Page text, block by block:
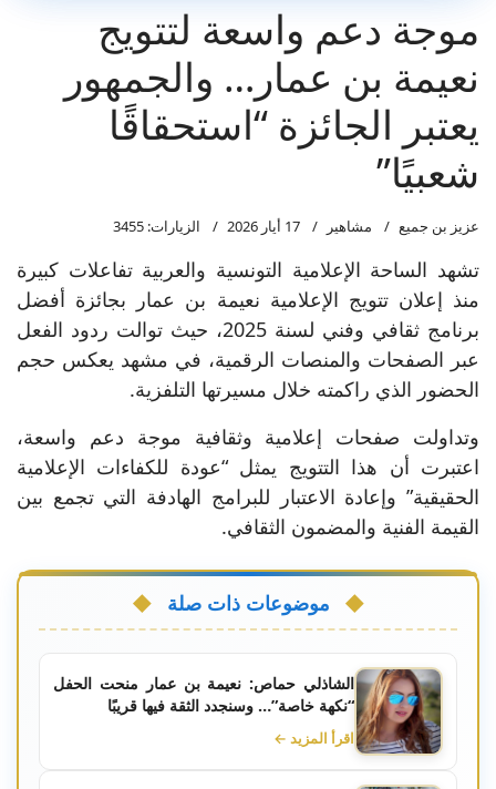
موجة دعم واسعة لتتويج
نعيمة بن عمار… والجمهور
يعتبر الجائزة “استحقاقًا
شعبيًا”
عزيز بن جميع مشاهير 17 أيار 2026 الزيارات: 3455
تشهد الساحة الإعلامية التونسية والعربية تفاعلات كبيرة
منذ إعلان تتويج الإعلامية نعيمة بن عمار بجائزة أفضل
برنامج ثقافي وفني لسنة 2025، حيث توالت ردود الفعل
عبر الصفحات والمنصات الرقمية، في مشهد يعكس حجم
الحضور الذي راكمته خلال مسيرتها التلفزية.
وتداولت صفحات إعلامية وثقافية موجة دعم واسعة،
اعتبرت أن هذا التتويج يمثل “عودة للكفاءات الإعلامية
الحقيقية” وإعادة الاعتبار للبرامج الهادفة التي تجمع بين
القيمة الفنية والمضمون الثقافي.
موضوعات ذات صلة
الشاذلي حماص: نعيمة بن عمار منحت الحفل
“نكهة خاصة”… وسنجدد الثقة فيها قريبًا
اقرأ المزيد ←